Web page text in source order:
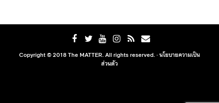
Copyright © 2018 The MATTER. All rights reserved. ·นโยบายความเป็น
ส่วนตัว